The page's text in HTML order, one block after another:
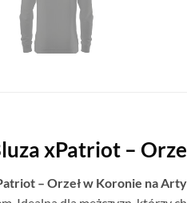
xPatriot –
– Orzeł w Koronie na